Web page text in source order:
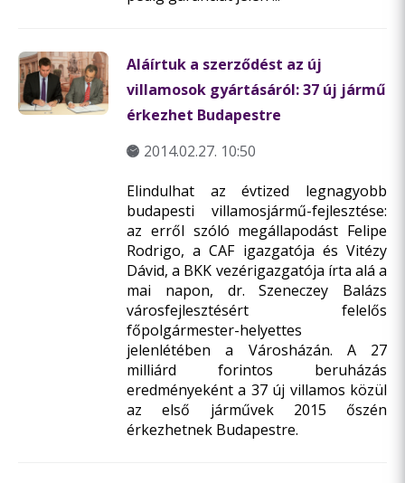
Aláírtuk a szerződést az új
villamosok gyártásáról: 37 új jármű
érkezhet Budapestre
2014.02.27. 10:50
Elindulhat az évtized legnagyobb
budapesti villamosjármű-fejlesztése:
az erről szóló megállapodást Felipe
Rodrigo, a CAF igazgatója és Vitézy
Dávid, a BKK vezérigazgatója írta alá a
mai napon, dr. Szeneczey Balázs
városfejlesztésért felelős
főpolgármester-helyettes
jelenlétében a Városházán. A 27
milliárd forintos beruházás
eredményeként a 37 új villamos közül
az első járművek 2015 őszén
érkezhetnek Budapestre.